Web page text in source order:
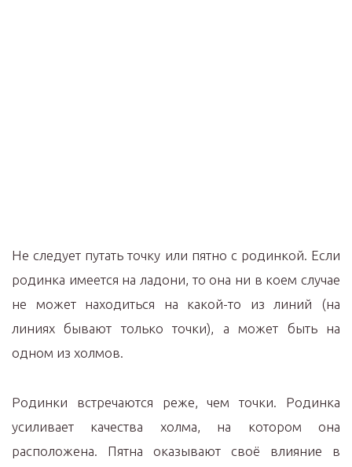
Не следует путать точку или пятно с родинкой. Если
родинка имеется на ладони, то она ни в коем случае
не может находиться на какой-то из линий (на
линиях бывают только точки), а может быть на
одном из холмов.
Родинки встречаются реже, чем точки. Родинка
усиливает качества холма, на котором она
расположена. Пятна оказывают своё влияние в